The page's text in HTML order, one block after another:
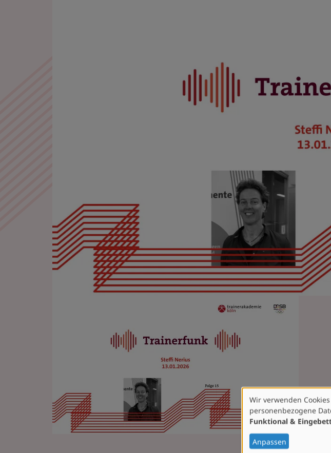
Verwendung
von
personenbezogenen
Daten
und
Wir verwenden
personenbezogene
Funktional &
Anpassen